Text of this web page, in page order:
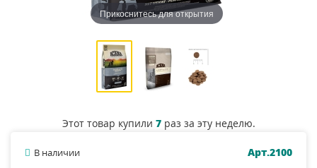
Прикоснитесь для открытия
Этот товар купили 7раз за эту неделю.
В наличии
Арт.2100